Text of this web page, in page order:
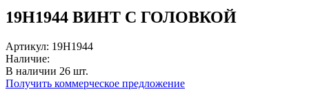
19H1944 ВИНТ С ГОЛОВКОЙ
Артикул: 19H1944
Наличие:
В наличии 26 шт.
Получить коммерческое предложение